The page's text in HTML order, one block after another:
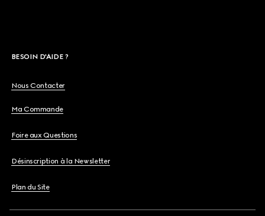
BESOIN D'AIDE ?
Nous Contacter
Ma Commande
Foire aux Questions
Désinscription à la Newsletter
Plan du Site